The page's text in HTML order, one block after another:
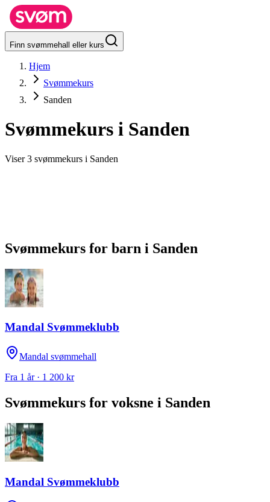
Finn svømmehall eller kurs
Hjem
Svømmekurs
Sanden
Svømmekurs i Sanden
Viser 3 svømmekurs i Sanden
Svømmekurs for barn i Sanden
Mandal Svømmeklubb
Mandal svømmehall
Fra 1 år · 1 200 kr
Svømmekurs for voksne i Sanden
Mandal Svømmeklubb